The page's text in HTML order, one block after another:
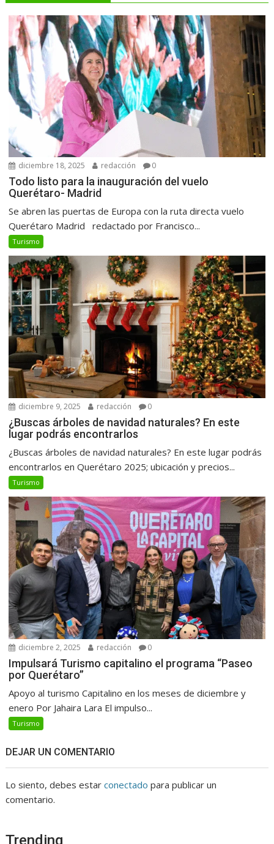
diciembre 18, 2025 redacción 0
Todo listo para la inauguración del vuelo
Querétaro- Madrid
Se abren las puertas de Europa con la ruta directa vuelo
Querétaro Madrid redactado por Francisco...
Turismo
diciembre 9, 2025 redacción 0
¿Buscas árboles de navidad naturales? En este
lugar podrás encontrarlos
¿Buscas árboles de navidad naturales? En este lugar podrás
encontrarlos en Querétaro 2025; ubicación y precios...
Turismo
diciembre 2, 2025 redacción 0
Impulsará Turismo capitalino el programa “Paseo
por Querétaro”
Apoyo al turismo Capitalino en los meses de diciembre y
enero Por Jahaira Lara El impulso...
Turismo
DEJAR UN COMENTARIO
Lo siento, debes estarconectado para publicar un
comentario.
Trending